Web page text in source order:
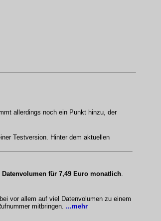
allerdings noch ein Punkt hinzu, der
Testversion. Hinter dem aktuellen
Datenvolumen für 7,49 Euro monatlich.
vor allem auf viel Datenvolumen zu einem
mitbringen. ...mehr